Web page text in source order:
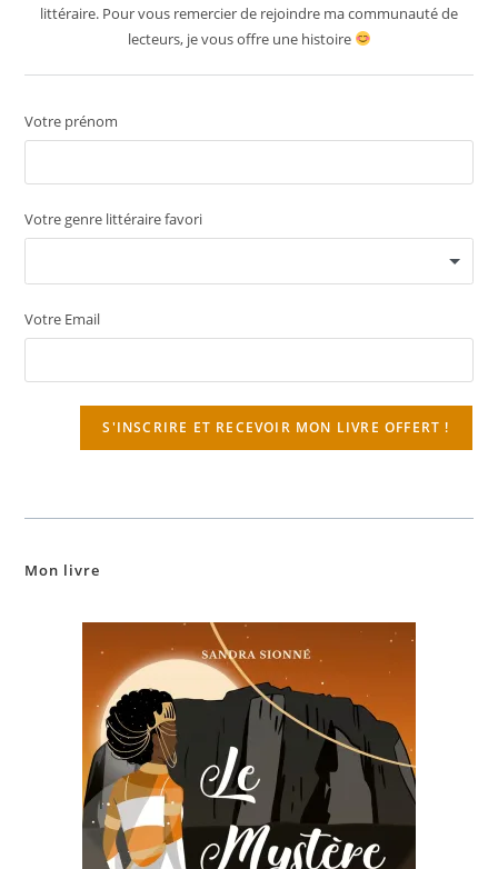
littéraire. Pour vous remercier de rejoindre ma communauté de
lecteurs, je vous offre une histoire
Votre prénom
Votre genre littéraire favori
Votre Email
S'INSCRIRE ET RECEVOIR MON LIVRE OFFERT !
Mon livre